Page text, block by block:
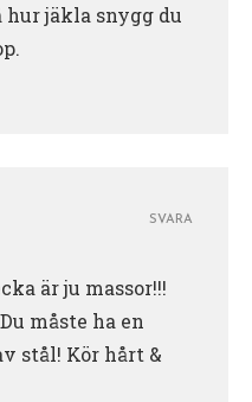
hur jäkla snygg du
är ju massor!!!
måste ha en
stål! Kör hårt &
SVARA